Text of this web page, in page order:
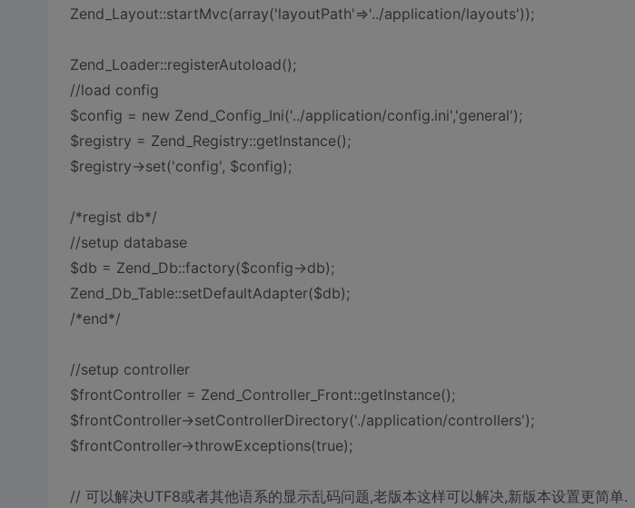
Zend_Layout::startMvc(array('layoutPath'=>'../application/layouts'));
Zend_Loader::registerAutoload();
//load config
$config = new Zend_Config_Ini('../application/config.ini','general');
$registry = Zend_Registry::getInstance();
$registry->set('config', $config);
/*regist db*/
//setup database
$db = Zend_Db::factory($config->db);
Zend_Db_Table::setDefaultAdapter($db);
/*end*/
//setup controller
$frontController = Zend_Controller_Front::getInstance();
$frontController->setControllerDirectory('./application/controllers');
$frontController->throwExceptions(true);
// 可以解决UTF8或者其他语系的显示乱码问题,老版本这样可以解决,新版本设置更简单.